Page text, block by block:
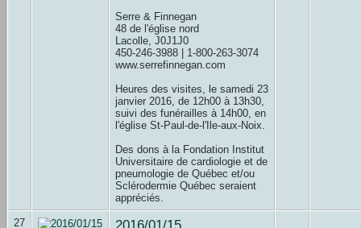
Serre & Finnegan
48 de l'église nord
Lacolle, J0J1J0
450-246-3988 | 1-800-263-3074
www.serrefinnegan.com
Heures des visites, le samedi 23
janvier 2016, de 12h00 à 13h30,
suivi des funérailles à 14h00, en
l'église St-Paul-de-l'Ile-aux-Noix.
Des dons à la Fondation Institut
Universitaire de cardiologie et de
pneumologie de Québec et/ou
Sclérodermie Québec seraient
appréciés.
27